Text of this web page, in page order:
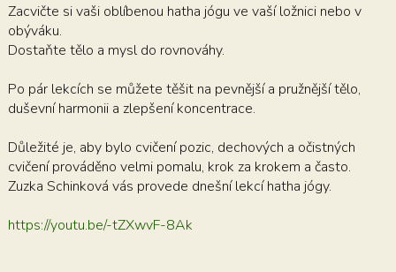
Zacvičte si vaši oblíbenou hatha jógu ve vaší ložnici nebo v
obýváku.
Dostaňte tělo a mysl do rovnováhy.
Po pár lekcích se můžete těšit na pevnější a pružnější tělo,
duševní harmonii a zlepšení koncentrace.
Důležité je, aby bylo cvičení pozic, dechových a očistných
cvičení prováděno velmi pomalu, krok za krokem a často.
Zuzka Schinková vás provede dnešní lekcí hatha jógy.
https://youtu.be/-tZXwvF-8Ak